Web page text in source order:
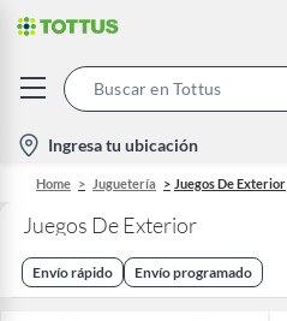
location-
icon
Ingresa tu ubicación
Home Juguetería Juegos De Exterior
Juegos De Exterior
Envío rápido Envío programado